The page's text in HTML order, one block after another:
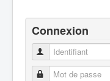
Connexion
Identifiant
Mot de passe